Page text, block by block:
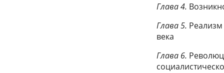
Глава 4.
Глава 5. Реализм
века
Глава 6.